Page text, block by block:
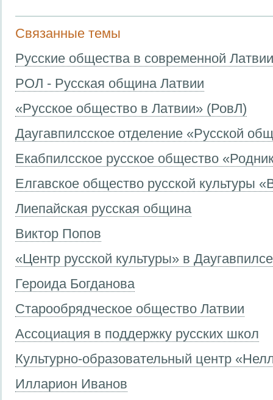
Связанные темы
Русские общества в современной Латвии
РОЛ - Русская община Латвии
«Русское общество в Латвии» (РовЛ)
Даугавпилсское отделение «Русской
Екабпилсское русское общество
Елгавское общество русской культуры
Лиепайская русская община
Виктор Попов
«Центр русской культуры» в Даугавпилсе
Героида Богданова
Старообрядческое общество Латвии
Ассоциация в поддержку русских школ
Культурно-образовательный центр
Илларион Иванов